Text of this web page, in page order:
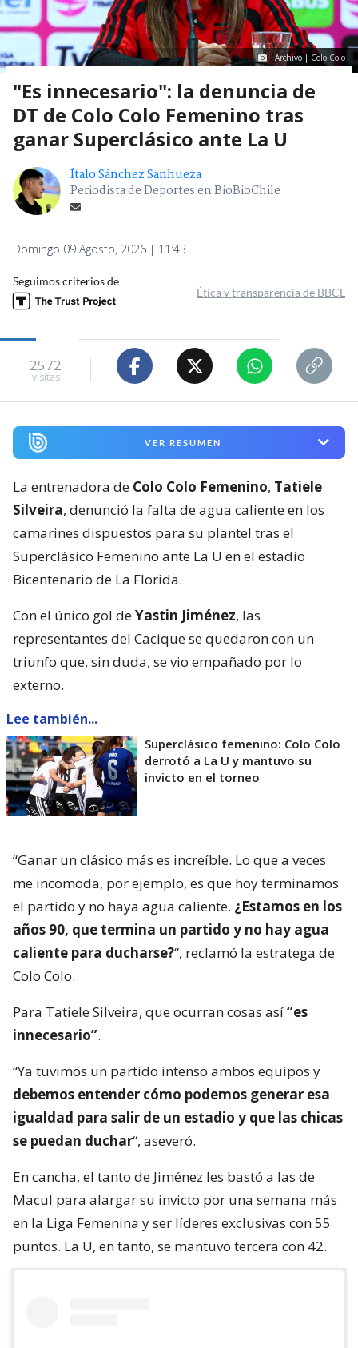
Archivo | Colo Colo
"Es innecesario": la denuncia de
DT de Colo Colo Femenino tras
ganar Superclásico ante La U
Ítalo Sánchez Sanhueza
Periodista de Deportes en BioBioChile
Domingo 09 Agosto, 2026 | 11:43
Seguimos criterios de
Ética y transparencia de BBCL
2572
visitas
VER RESUMEN
La entrenadora de Colo Colo Femenino, Tatiele
Silveira, denunció la falta de agua caliente en los
camarines dispuestos para su plantel tras el
Superclásico Femenino ante La U en el estadio
Bicentenario de La Florida.
Con el único gol deYastin Jiménez, las
representantes del Cacique se quedaron con un
triunfo que, sin duda, se vio empañado por lo
externo.
Lee también...
Superclásico femenino: Colo Colo
derrotó a La U y mantuvo su
invicto en el torneo
“Ganar un clásico más es increíble. Lo que a veces
me incomoda, por ejemplo, es que hoy terminamos
el partido y no haya agua caliente. ¿Estamos en los
años 90, que termina un partido y no hay agua
caliente para ducharse?“, reclamó la estratega de
Colo Colo.
Para Tatiele Silveira, que ocurran cosas así“es
innecesario”.
“Ya tuvimos un partido intenso ambos equipos y
debemos entender cómo podemos generar esa
igualdad para salir de un estadio y que las chicas
se puedan duchar“, aseveró.
En cancha, el tanto de Jiménez les bastó a las de
Macul para alargar su invicto por una semana más
en la Liga Femenina y ser líderes exclusivas con 55
puntos. La U, en tanto, se mantuvo tercera con 42.